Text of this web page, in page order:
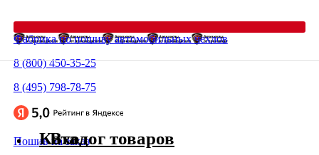
Фабрика по пошиву автомобильных чехлов
8 (800) 450-35-25
8 (495) 798-78-75
Пошив на заказ
Каталог товаров
Вход